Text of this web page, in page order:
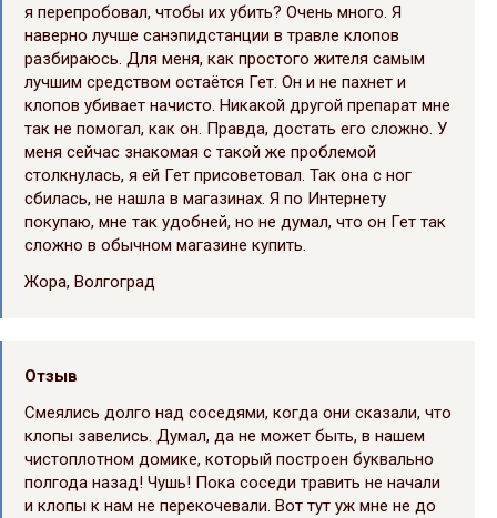
я перепробовал, чтобы их убить? Очень много. Я
наверно лучше санэпидстанции в травле клопов
разбираюсь. Для меня, как простого жителя самым
лучшим средством остаётся Гет. Он и не пахнет и
клопов убивает начисто. Никакой другой препарат мне
так не помогал, как он. Правда, достать его сложно. У
меня сейчас знакомая с такой же проблемой
столкнулась, я ей Гет присоветовал. Так она с ног
сбилась, не нашла в магазинах. Я по Интернету
покупаю, мне так удобней, но не думал, что он Гет так
сложно в обычном магазине купить.
Жора, Волгоград
Отзыв
Смеялись долго над соседями, когда они сказали, что
клопы завелись. Думал, да не может быть, в нашем
чистоплотном домике, который построен буквально
полгода назад! Чушь! Пока соседи травить не начали
и клопы к нам не перекочевали. Вот тут уж мне не до